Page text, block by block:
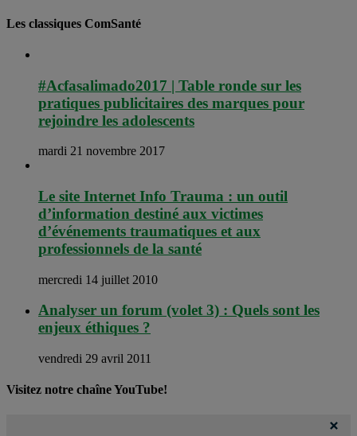
Les classiques ComSanté
#Acfasalimado2017 | Table ronde sur les
pratiques publicitaires des marques pour
rejoindre les adolescents
mardi 21 novembre 2017
Le site Internet Info Trauma : un outil
d’information destiné aux victimes
d’événements traumatiques et aux
professionnels de la santé
mercredi 14 juillet 2010
Analyser un forum (volet 3) : Quels sont les
enjeux éthiques ?
vendredi 29 avril 2011
Visitez notre chaîne YouTube!